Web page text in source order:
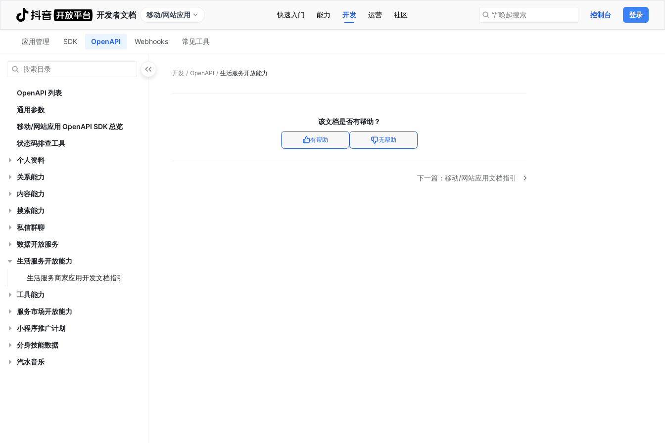
开发者文档 移动/网站应用 快速入门 能力 开发 运营 社区 “/”唤起搜索 控制台 登录
应用管理 SDK OpenAPI Webhooks 常见工具
OpenAPI 列表
通用参数
移动/网站应用 OpenAPI SDK 总览
状态码排查工具
个人资料
关系能力
内容能力
搜索能力
私信群聊
数据开放服务
生活服务开放能力
生活服务商家应用开发文档指引
工具能力
服务市场开放能力
小程序推广计划
分身技能数据
汽水音乐
开发 / OpenAPI / 生活服务开放能力
该文档是否有帮助？
有帮助 无帮助
下一篇： 移动/网站应用文档指引